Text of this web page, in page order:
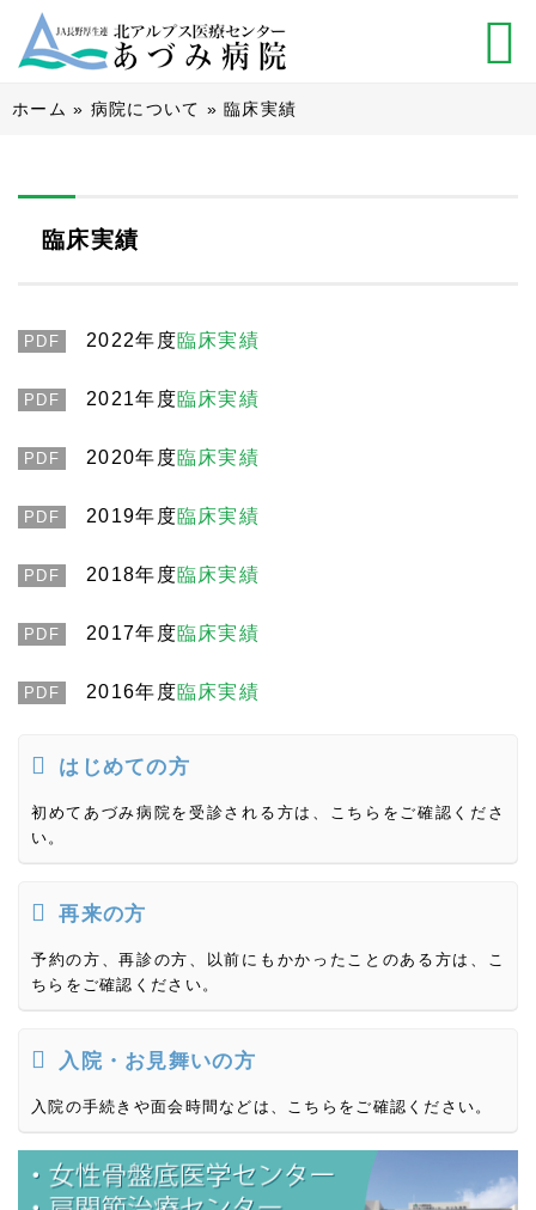
ホーム » 病院について »臨床実績
臨床実績
PDF 2022年度臨床実績
PDF 2021年度臨床実績
PDF 2020年度臨床実績
PDF 2019年度臨床実績
PDF 2018年度臨床実績
PDF 2017年度臨床実績
PDF 2016年度臨床実績
はじめての方
初めてあづみ病院を受診される方は、こちらをご確認くださ
い。
再来の方
予約の方、再診の方、以前にもかかったことのある方は、こ
ちらをご確認ください。
入院・お見舞いの方
入院の手続きや面会時間などは、こちらをご確認ください。